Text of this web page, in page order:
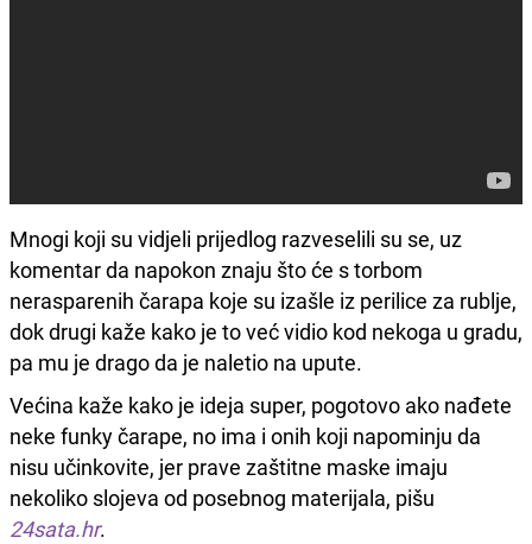
Mnogi koji su vidjeli prijedlog razveselili su se, uz
komentar da napokon znaju što će s torbom
nerasparenih čarapa koje su izašle iz perilice za rublje,
dok drugi kaže kako je to već vidio kod nekoga u gradu,
pa mu je drago da je naletio na upute.
Većina kaže kako je ideja super, pogotovo ako nađete
neke funky čarape, no ima i onih koji napominju da
nisu učinkovite, jer prave zaštitne maske imaju
nekoliko slojeva od posebnog materijala, pišu
24sata.hr.